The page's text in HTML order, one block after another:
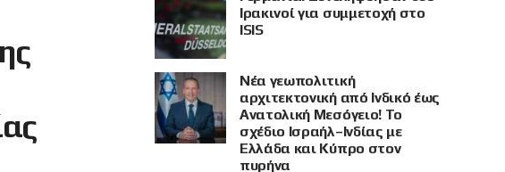
Ιρακινοί για συμμετοχή στο
ISIS
Νέα γεωπολιτική
αρχιτεκτονική από Ινδικό έως
Ανατολική Μεσόγειο! Το
σχέδιο Ισραήλ–Ινδίας με
Ελλάδα και Κύπρο στον
πυρήνα